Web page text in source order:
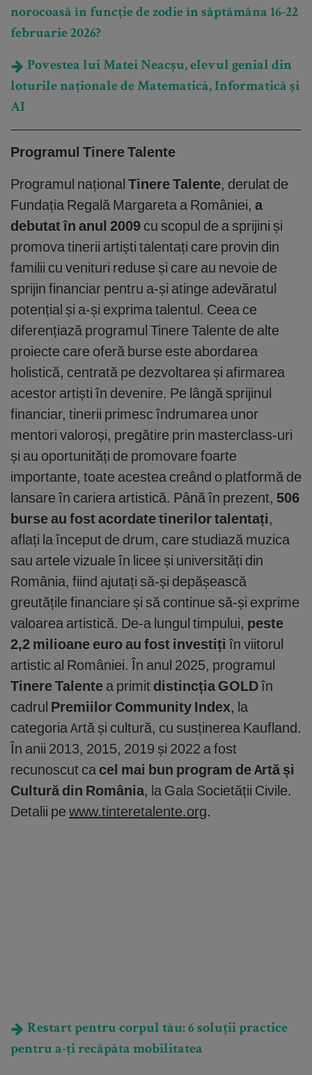
norocoasă în funcție de zodie în săptămâna 16-22
februarie 2026?
Povestea lui Matei Neacșu, elevul genial din
loturile naționale de Matematică, Informatică și
AI
Programul Tinere Talente
Programul național Tinere Talente, derulat de
Fundația Regală Margareta a României, a
debutat în anul 2009 cu scopul de a sprijini și
promova tinerii artiști talentați care provin din
familii cu venituri reduse și care au nevoie de
sprijin financiar pentru a-și atinge adevăratul
potențial și a-și exprima talentul. Ceea ce
diferențiază programul Tinere Talente de alte
proiecte care oferă burse este abordarea
holistică, centrată pe dezvoltarea și afirmarea
acestor artiști în devenire. Pe lângă sprijinul
financiar, tinerii primesc îndrumarea unor
mentori valoroși, pregătire prin masterclass-uri
și au oportunități de promovare foarte
importante, toate acestea creând o platformă de
lansare în cariera artistică. Până în prezent, 506
burseau fost acordate tinerilor talentați,
aflați la început de drum, care studiază muzica
sau artele vizuale în licee și universități din
România, fiind ajutați să-și depășească
greutățile financiare și să continue să-și exprime
valoarea artistică. De-a lungul timpului, peste
2,2 milioane euro au fost investiți în viitorul
artistic al României. În anul 2025, programul
Tinere Talente a primit distincția GOLDîn
cadrul Premiilor Community Index, la
categoria Artă și cultură, cu susținerea Kaufland.
În anii 2013, 2015, 2019 și 2022 a fost
recunoscut ca cel mai bun program de Artă și
Cultură din România, la Gala Societății Civile.
Detalii pe www.tinteretalente.org.
Restart pentru corpul tău: 6 soluții practice
pentru a-ți recăpăta mobilitatea